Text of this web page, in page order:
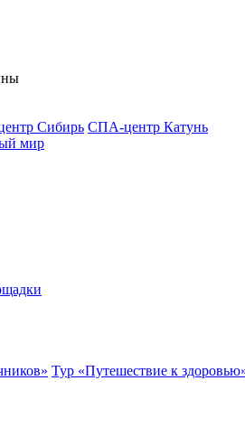
Сибирь СПА-центр Катунь
мир
Тур «Путешествие к